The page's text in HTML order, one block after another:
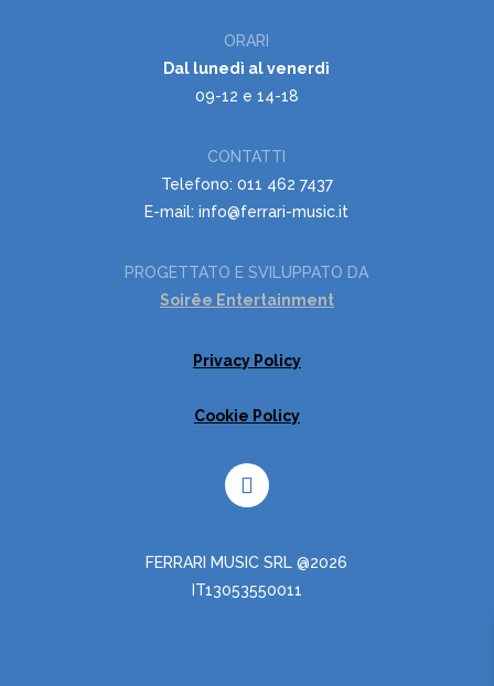
ORARI
Dal lunedì al venerdì
09-12 e 14-18
CONTATTI
Telefono: 011 462 7437
E-mail: info@ferrari-music.it
PROGETTATO E SVILUPPATO DA
Soirëe Entertainment
Privacy Policy
Cookie Policy
FERRARI MUSIC SRL @2026
IT13053550011